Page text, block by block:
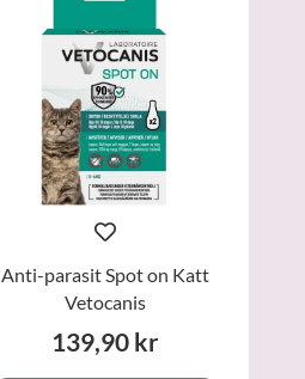
Anti-parasit Spot on Katt
Vetocanis
139,90 kr